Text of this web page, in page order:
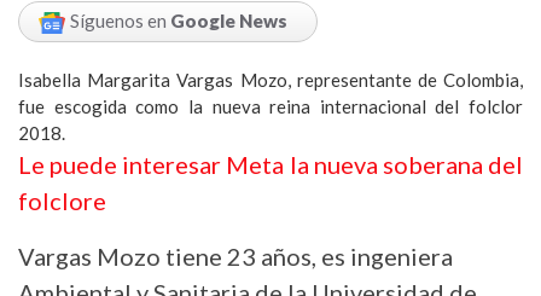
Síguenos en Google News
Isabella Margarita Vargas Mozo, representante de Colombia,
fue escogida como la nueva reina internacional del folclor
2018.
Le puede interesar Meta la nueva soberana del
folclore
Vargas Mozo tiene 23 años, es ingeniera